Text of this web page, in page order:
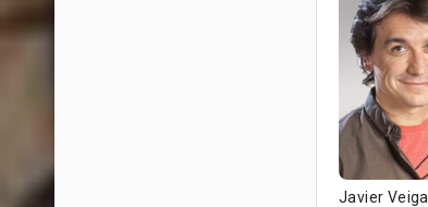
Javier Veiga